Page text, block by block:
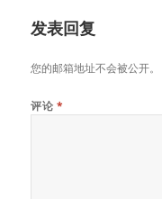
发表回复
您的邮箱地址不会被公开。
评论 *